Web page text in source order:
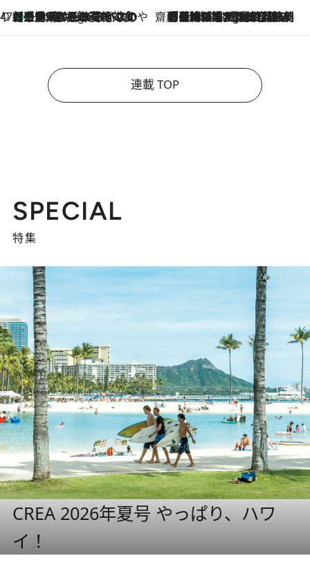
47都道府県の手みやげ ひんやりスイーツで夏を満喫
5 Hours Ago
【三重県】この夏絶対食べたい 冷やしておいしいおやつ3選 お餅×アイスの新感覚スイーツ 齋藤 薫 美容脳ルネサンス
5 Hours Ago
「荷物が増えるほど旅ストレスは増す」美容ジャーナリストがたどり着いた最終結論。“化粧品を劇的に減らす”感動の凝縮美容とは
連載 TOP
SPECIAL
特集
CREA 2026年夏号 やっぱり、ハワ
イ！